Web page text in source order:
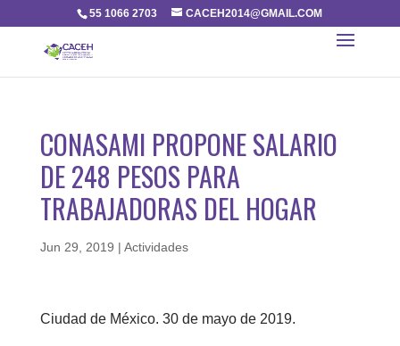
55 1066 2703 CACEH2014@GMAIL.COM
CONASAMI PROPONE SALARIO
DE 248 PESOS PARA
TRABAJADORAS DEL HOGAR
Jun 29, 2019 | Actividades
Ciudad de México. 30 de mayo de 2019.